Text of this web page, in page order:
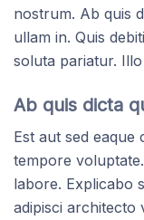
nostrum. Ab quis
ullam in. Quis
soluta pariatur.
Ab quis dicta
Est aut sed
tempore
labore. Explicabo
adipisci architecto